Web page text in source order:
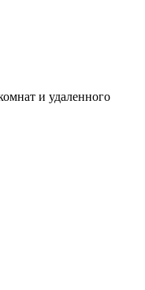
и удаленного